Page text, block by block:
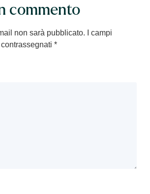
commento
non sarà pubblicato.
I campi
*